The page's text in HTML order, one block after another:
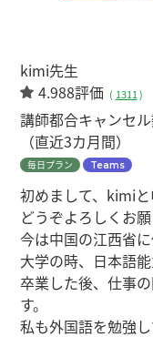
kimi先生
4.988評価 ( 1311 )
講師都合キャンセ
（直近3カ月間）
毎日プラン Teams
初めまして、kimiと
どうぞよろしくお願
今は中国の江西省に
大学の時、日本語
卒業した後、仕事
す。
私も外国語を勉強し